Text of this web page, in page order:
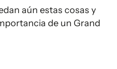
aún estas cosas y
de un Grand